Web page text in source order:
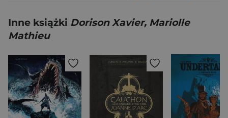
Inne książki Dorison Xavier, Mariolle
Mathieu